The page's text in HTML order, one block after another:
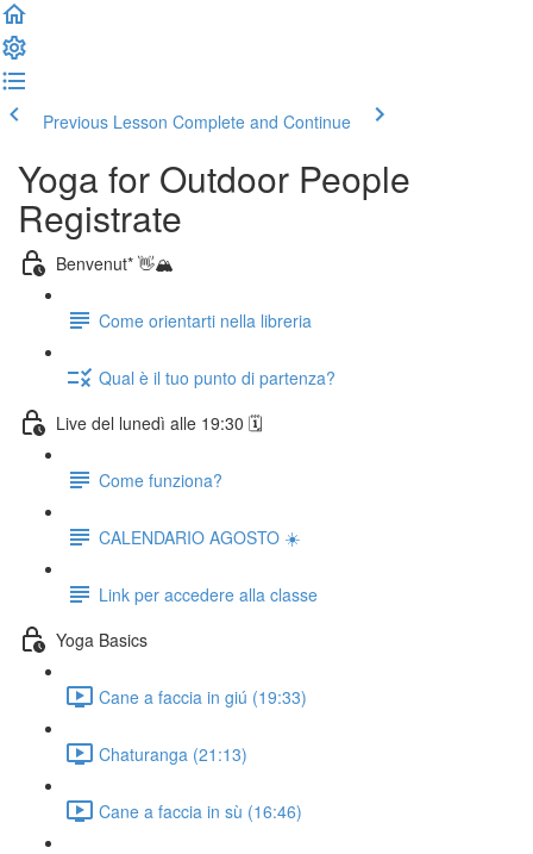
Previous Lesson Complete and Continue
Yoga for Outdoor People
Registrate
Benvenut* 👋🏔️
Come orientarti nella libreria
Qual è il tuo punto di partenza?
Live del lunedì alle 19:30 🗓️
Come funziona?
CALENDARIO AGOSTO ☀️
Link per accedere alla classe
Yoga Basics
Cane a faccia in giú (19:33)
Chaturanga (21:13)
Cane a faccia in sù (16:46)